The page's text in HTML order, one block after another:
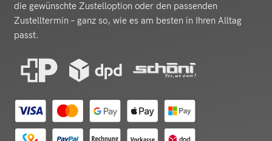
die gewünschte Zustelloption oder den passenden
Zustelltermin – ganz so, wie es am besten in Ihren Alltag
passt.